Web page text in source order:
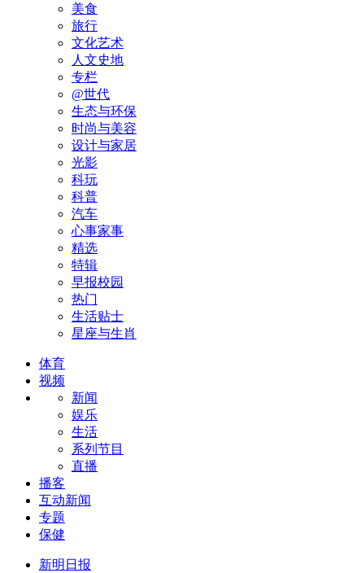
美食
旅行
文化艺术
人文史地
专栏
@世代
生态与环保
时尚与美容
设计与家居
光影
科玩
科普
汽车
心事家事
精选
特辑
早报校园
热门
生活贴士
星座与生肖
体育
视频
新闻
娱乐
生活
系列节目
直播
播客
互动新闻
专题
保健
新明日报